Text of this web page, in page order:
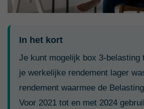
In het kort
Je kunt mogelijk box 3-belasting
je werkelijke rendement lager
rendement waarmee de
Voor 2021 tot en met 2024